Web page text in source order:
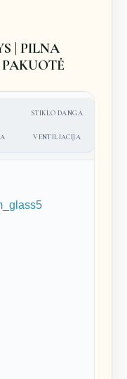
| PILNA
STIKLO DANGA
VENTILIACIJA